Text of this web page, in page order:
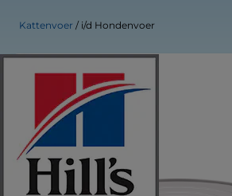
Kattenvoer i/d Hondenvoer